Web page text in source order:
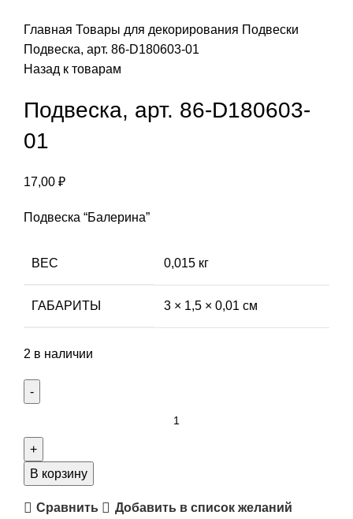
Главная Товары для декорирования Подвески
Подвеска, арт. 86-D180603-01
Назад к товарам
Подвеска, арт. 86-D180603-
01
17,00 ₽
Подвеска “Балерина”
ВЕС 0,015 кг
ГАБАРИТЫ 3 × 1,5 × 0,01 см
2 в наличии
Подвеска,
арт.
D180603-
В корзину
Сравнить Добавить в список желаний